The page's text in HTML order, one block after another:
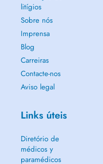
litígios
Sobre nós
Imprensa
Blog
Carreiras
Contacte-nos
Aviso legal
Links úteis
Diretório de
médicos y
paramédicos